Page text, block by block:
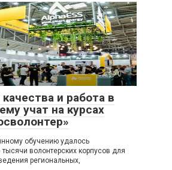
0
и работа в
учат на курсах
обучению удалось
волонтерских корпусов для
региональных,